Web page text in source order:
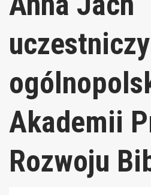
Akademii
Rozwoju